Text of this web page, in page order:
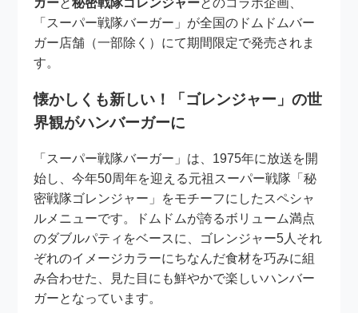
ガーと秘密戦隊ゴレンジャーとのコラボ企画、
「スーパー戦隊バーガー」が全国のドムドムバー
ガー店舗（一部除く）にて期間限定で発売されま
す。
懐かしくも新しい！「ゴレンジャー」の世
界観がハンバーガーに
「スーパー戦隊バーガー」は、1975年に放送を開
始し、今年50周年を迎える元祖スーパー戦隊「秘
密戦隊ゴレンジャー」をモチーフにしたスペシャ
ルメニューです。ドムドムが誇るボリューム満点
のダブルパティをベースに、ゴレンジャー5人それ
ぞれのイメージカラーにちなんだ食材を巧みに組
み合わせた、見た目にも鮮やかで楽しいハンバー
ガーとなっています。